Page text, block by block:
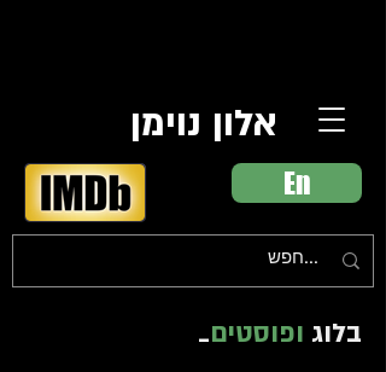
אלון נוימן
En
בלוג ופוסטים_